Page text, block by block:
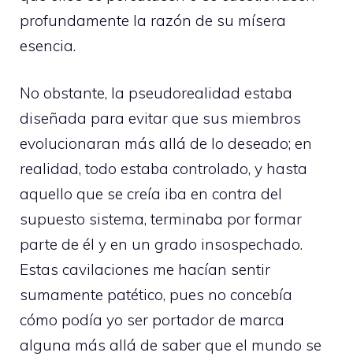
profundamente la razón de su mísera
esencia.
No obstante, la pseudorealidad estaba
diseñada para evitar que sus miembros
evolucionaran más allá de lo deseado; en
realidad, todo estaba controlado, y hasta
aquello que se creía iba en contra del
supuesto sistema, terminaba por formar
parte de él y en un grado insospechado.
Estas cavilaciones me hacían sentir
sumamente patético, pues no concebía
cómo podía yo ser portador de marca
alguna más allá de saber que el mundo se